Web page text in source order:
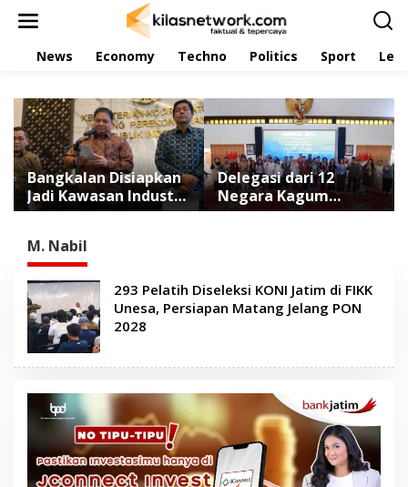
News Economy Techno Politics Sport
Bangkalan Disiapkan
Jadi Kawasan Industri
Pertama di Madura
Delegasi dari 12
Negara Kagum
dengan Keramahan
M. Nabil
293 Pelatih Diseleksi KONI Jatim di FIKK
Unesa, Persiapan Matang Jelang PON
2028